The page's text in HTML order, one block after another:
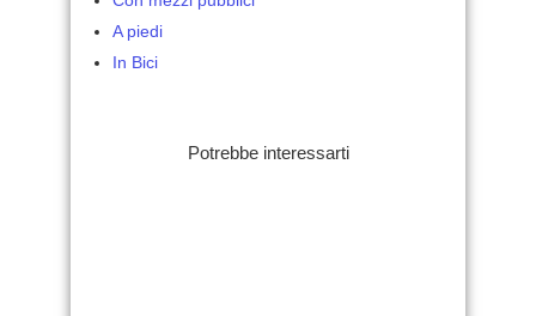
A piedi
In Bici
Potrebbe interessarti